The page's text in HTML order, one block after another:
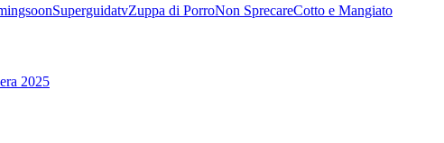
SuperguidatvZuppa di PorroNon SprecareCotto e Mangiato
2025